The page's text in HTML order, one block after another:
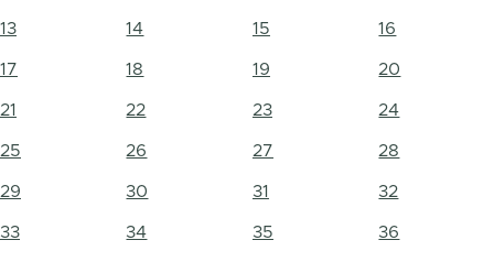
13 14 15 16
17 18 19 20
21 22 23 24
25 26 27 28
29 30 31 32
33 34 35 36